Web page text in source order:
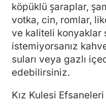
köpüklü şaraplar,
votka, cin, romlar,
ve kaliteli konyaklar
istemiyorsanız
suları veya gazlı
edebilirsiniz.
Kız Kulesi Efsaneleri